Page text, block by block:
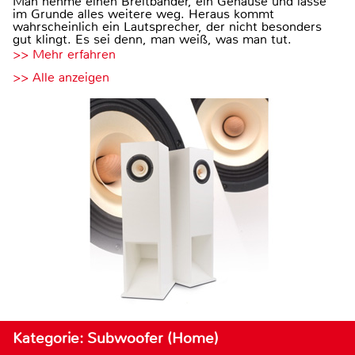
im Grunde alles weitere weg. Heraus kommt
wahrscheinlich ein Lautsprecher, der nicht besonders
gut klingt. Es sei denn, man weiß, was man tut.
>> Mehr erfahren
>> Alle anzeigen
Kategorie: Subwoofer (Home)